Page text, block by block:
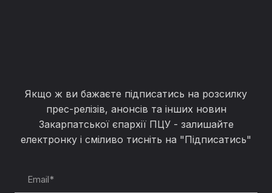
Якщо ж ви бажаєте підписатись на розсилку
прес-релізів, анонсів та інших новин
Закарпатської єпархії ПЦУ - залишайте
електронку і сміливо тисніть на "Підписатись"